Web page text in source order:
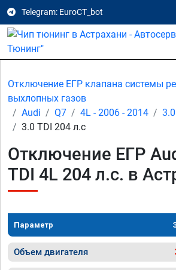
Telegram: EuroCT_bot
Отключение ЕГР клапана системы
выхлопных газов
Audi
Q7 4L - 2006 - 2014
3.0 TDI 204 л.с
Отключение ЕГР
TDI 4L 204 л.с. в
Параметр
Объем двигателя